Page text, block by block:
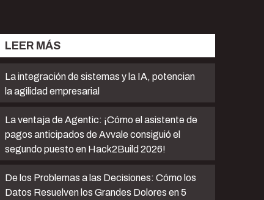
LEER MÁS
La integración de sistemas y la IA, potencian
la agilidad empresarial
La ventaja de Agentic: ¡Cómo el asistente de
pagos anticipados de Avvale consiguió el
segundo puesto en Hack2Build 2026!
De los Problemas a las Decisiones: Cómo los
Datos Resuelven los Grandes Dolores en 5